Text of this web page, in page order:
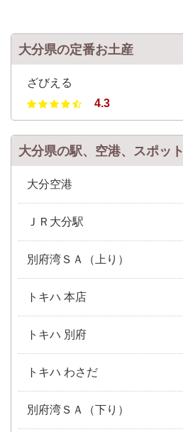
大分県の定番お土産
ざびえる
4.3
大分県の駅、空港、スポット
大分空港
ＪＲ大分駅
別府湾ＳＡ（上り）
トキハ 本店
トキハ 別府
トキハ わさだ
別府湾ＳＡ（下り）